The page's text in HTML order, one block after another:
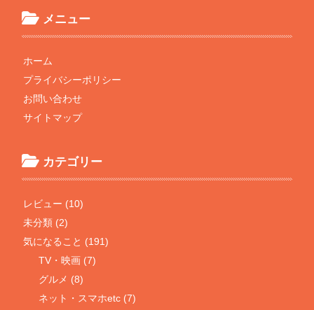
メニュー
ホーム
プライバシーポリシー
お問い合わせ
サイトマップ
カテゴリー
レビュー (10)
未分類 (2)
気になること (191)
TV・映画 (7)
グルメ (8)
ネット・スマホetc (7)